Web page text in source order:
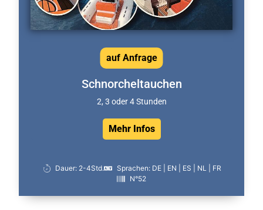
Schnorcheltauchen
2, 3 oder 4 Stunden
Mehr Infos
auf Anfrage
Dauer: 2-4Std.
Sprachen: DE | EN | ES | NL | FR
N°52